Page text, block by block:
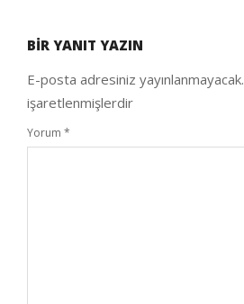
30
BIR YANIT YAZIN
E-posta adresiniz yayınlanmayacak.
işaretlenmişlerdir
Yorum *